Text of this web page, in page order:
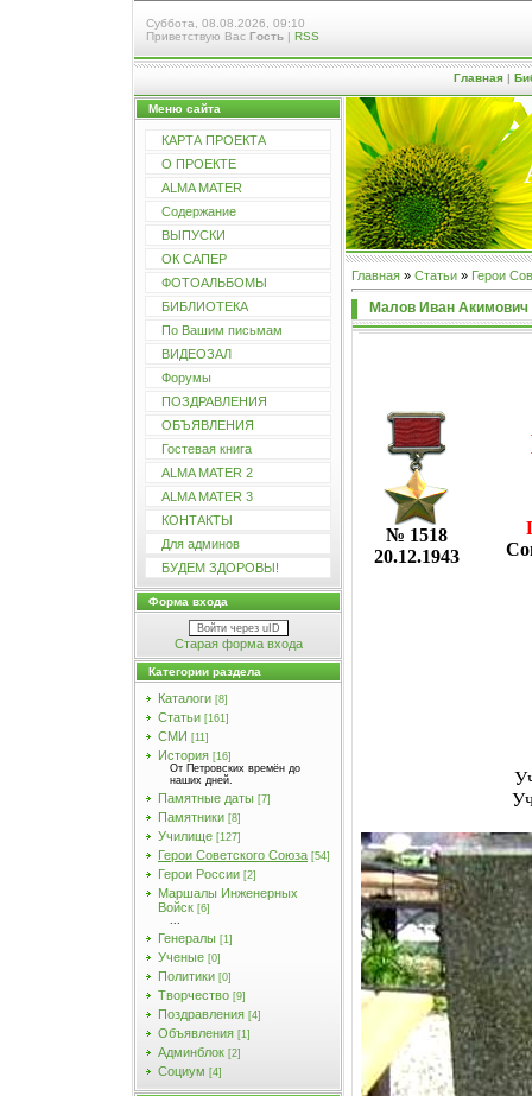
Суббота, 08.08.2026, 09:10
Приветствую Вас Гость | RSS
Главная|
Меню сайта
КАРТА ПРОЕКТА
О ПРОЕКТЕ
ALMA MATER
Содержание
ВЫПУСКИ
ОК САПЕР
ФОТОАЛЬБОМЫ
БИБЛИОТЕКА
По Вашим письмам
ВИДЕОЗАЛ
Форумы
ПОЗДРАВЛЕНИЯ
ОБЪЯВЛЕНИЯ
Гостевая книга
ALMA MATER 2
ALMA MATER 3
КОНТАКТЫ
Для админов
БУДЕМ ЗДОРОВЫ!
Форма входа
Войти через uID
Старая форма входа
Категории раздела
Каталоги [8]
Статьи [161]
СМИ [11]
История [16]
От Петровских времён до
наших дней.
Памятные даты [7]
Памятники [8]
Училищe [127]
Герои Советского Союза [54]
Герои России [2]
Маршалы Инженерных
Войск [6]
...
Генералы [1]
Ученые [0]
Политики [0]
Творчество [9]
Поздравления [4]
Объявления [1]
Админблок [2]
Социум [4]
Главная » Статьи » Герои
Малов Иван Акимович
№ 1518
20.12.1943